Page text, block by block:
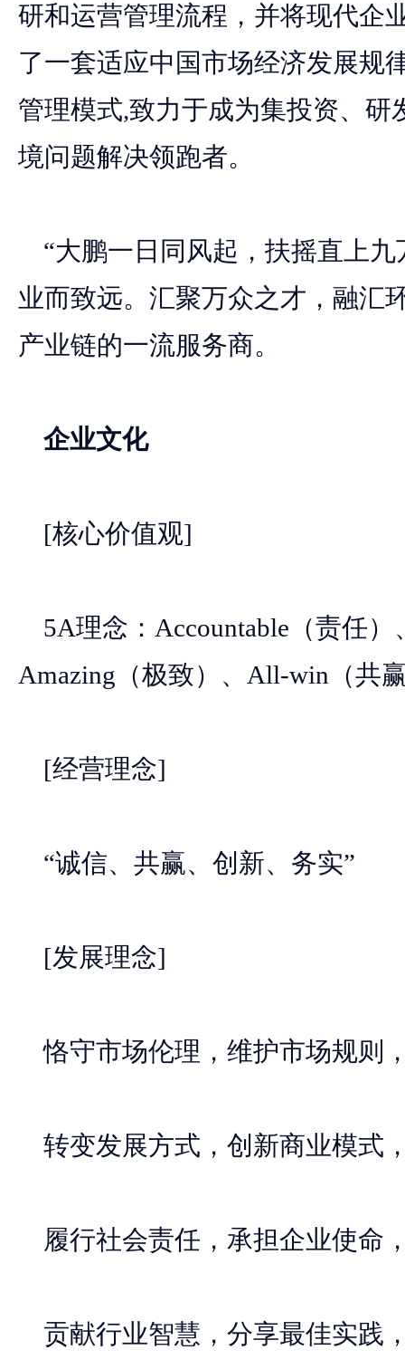
研和运营管理流程，并将现代企
了一套适应中国市场经济发展规
管理模式,致力于成为集投资、
境问题解决领跑者。
“大鹏一日同风起，扶摇直上九
业而致远。汇聚万众之才，融汇
产业链的一流服务商。
企业文化
[核心价值观]
5A理念：Accountable（责任）
Amazing（极致）、All-win（共
[经营理念]
“诚信、共赢、创新、务实”
[发展理念]
恪守市场伦理，维护市场规则
转变发展方式，创新商业模式
履行社会责任，承担企业使命
贡献行业智慧，分享最佳实践